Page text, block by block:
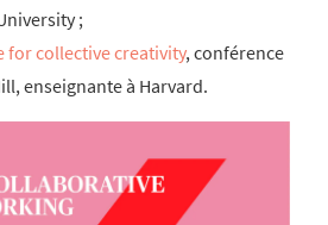
;
for collective creativity, conférence
enseignante à Harvard.